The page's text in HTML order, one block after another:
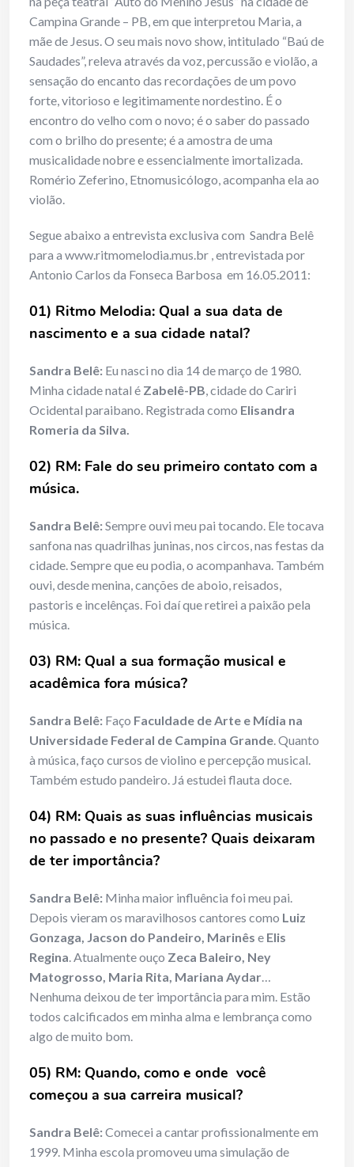
Campina Grande – PB, em que interpretou Maria, a
mãe de Jesus. O seu mais novo show, intitulado “Baú de
Saudades”, releva através da voz, percussão e violão, a
sensação do encanto das recordações de um povo
forte, vitorioso e legitimamente nordestino. É o
encontro do velho com o novo; é o saber do passado
com o brilho do presente; é a amostra de uma
musicalidade nobre e essencialmente imortalizada.
Romério Zeferino, Etnomusicólogo, acompanha ela ao
violão.
Segue abaixo a entrevista exclusiva com Sandra Belê
para a www.ritmomelodia.mus.br , entrevistada por
Antonio Carlos da Fonseca Barbosa em 16.05.2011:
01) Ritmo Melodia: Qual a sua data de
nascimento e a sua cidade natal?
Sandra Belê: Eu nasci no dia 14 de março de 1980.
Minha cidade natal é Zabelê-PB, cidade do Cariri
Ocidental paraibano. Registrada como Elisandra
Romeria da Silva.
02) RM: Fale do seu primeiro contato com a
música.
Sandra Belê:Sempre ouvi meu pai tocando. Ele tocava
sanfona nas quadrilhas juninas, nos circos, nas festas da
cidade. Sempre que eu podia, o acompanhava. Também
ouvi, desde menina, canções de aboio, reisados,
pastoris e incelênças. Foi daí que retirei a paixão pela
música.
03) RM: Qual a sua formação musical e
acadêmica fora música?
Sandra Belê: Faço Faculdade de Arte e Mídia na
Universidade Federal de Campina Grande. Quanto
à música, faço cursos de violino e percepção musical.
Também estudo pandeiro. Já estudei flauta doce.
04) RM: Quais as suas influências musicais
no passado e no presente? Quais deixaram
de ter importância?
Sandra Belê: Minha maior influência foi meu pai.
Depois vieram os maravilhosos cantores como Luiz
Gonzaga, Jacson do Pandeiro, Marinês e Elis
Regina. Atualmente ouço Zeca Baleiro, Ney
Matogrosso, Maria Rita, Mariana Aydar…
Nenhuma deixou de ter importância para mim. Estão
todos calcificados em minha alma e lembrança como
algo de muito bom.
05) RM: Quando, como e onde você
começou a sua carreira musical?
Sandra Belê:Comecei a cantar profissionalmente em
1999. Minha escola promoveu uma simulação de